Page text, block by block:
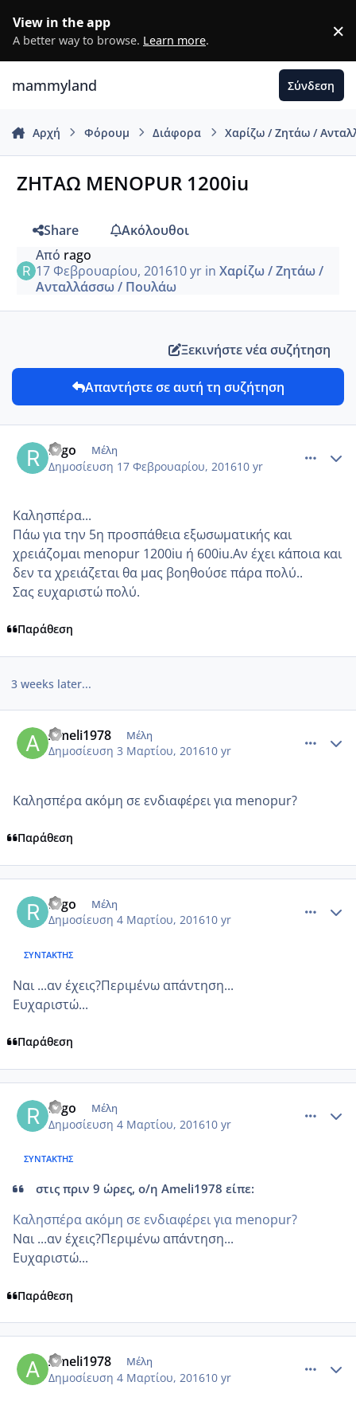
View in the app
A better way to browse. Learn more. ×
mammyland Σύνδεση
Αρχή Φόρουμ Διάφορα Χαρίζω / Ζητάω /
ΖΗΤΑΩ MENOPUR 1200iu
Share
Ακόλουθοι
Από rago
17 Φεβρουαρίου, 201610 yrin Χαρίζω / Ζητάω /
Ανταλλάσσω / Πουλάω
Ξεκινήστε νέα συζήτηση
Απαντήστε σε αυτή τη συζήτηση
rago Μέλη
Δημοσίευση 17 Φεβρουαρίου, 201610 yr
Καλησπέρα...
Πάω για την 5η προσπάθεια εξωσωματικής και
χρειάζομαι menopur 1200iu ή 600iu.Αν έχει κάποια και
δεν τα χρειάζεται θα μας βοηθούσε πάρα πολύ..
Σας ευχαριστώ πολύ.
Παράθεση
3 weeks later...
Ameli1978 Μέλη
Δημοσίευση 3 Μαρτίου, 201610 yr
Καλησπέρα ακόμη σε ενδιαφέρει για menopur?
Παράθεση
rago Μέλη
Δημοσίευση 4 Μαρτίου, 201610 yr
ΣΥΝΤΆΚΤΗΣ
Ναι ...αν έχεις?Περιμένω απάντηση...
Ευχαριστώ...
Παράθεση
rago Μέλη
Δημοσίευση 4 Μαρτίου, 201610 yr
ΣΥΝΤΆΚΤΗΣ
στις πριν 9 ώρες, ο/η Ameli1978 είπε:
Καλησπέρα ακόμη σε ενδιαφέρει για menopur?
Ναι ...αν έχεις?Περιμένω απάντηση...
Ευχαριστώ...
Παράθεση
Ameli1978 Μέλη
Δημοσίευση 4 Μαρτίου, 201610 yr